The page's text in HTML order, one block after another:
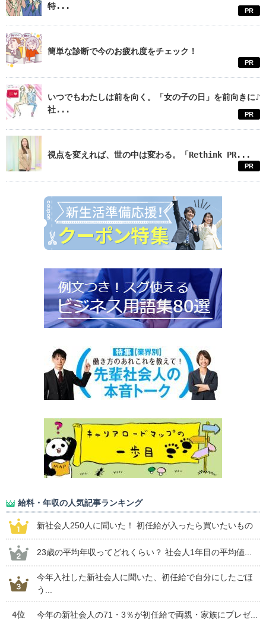
特... PR
簡単な診断で今のお疲れ度をチェック！
PR
いつでもわたしは前を向く。「女の子の日」を前向きに♪
社...
PR
視点を変えれば、世の中は変わる。「Rethink PR...
PR
給料・年収の人気記事ランキング
新社会人250人に聞いた！ 初任給が入ったら買いたいもの
23歳の平均年収ってどれくらい？ 社会人1年目の平均値...
今年入社した新社会人に聞いた、初任給で自分にしたごほ
う...
4位 今年の新社会人の71・3％が初任給で両親・家族にプレゼ...